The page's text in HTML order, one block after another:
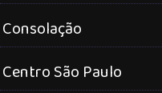
Consolação
Centro São Paulo